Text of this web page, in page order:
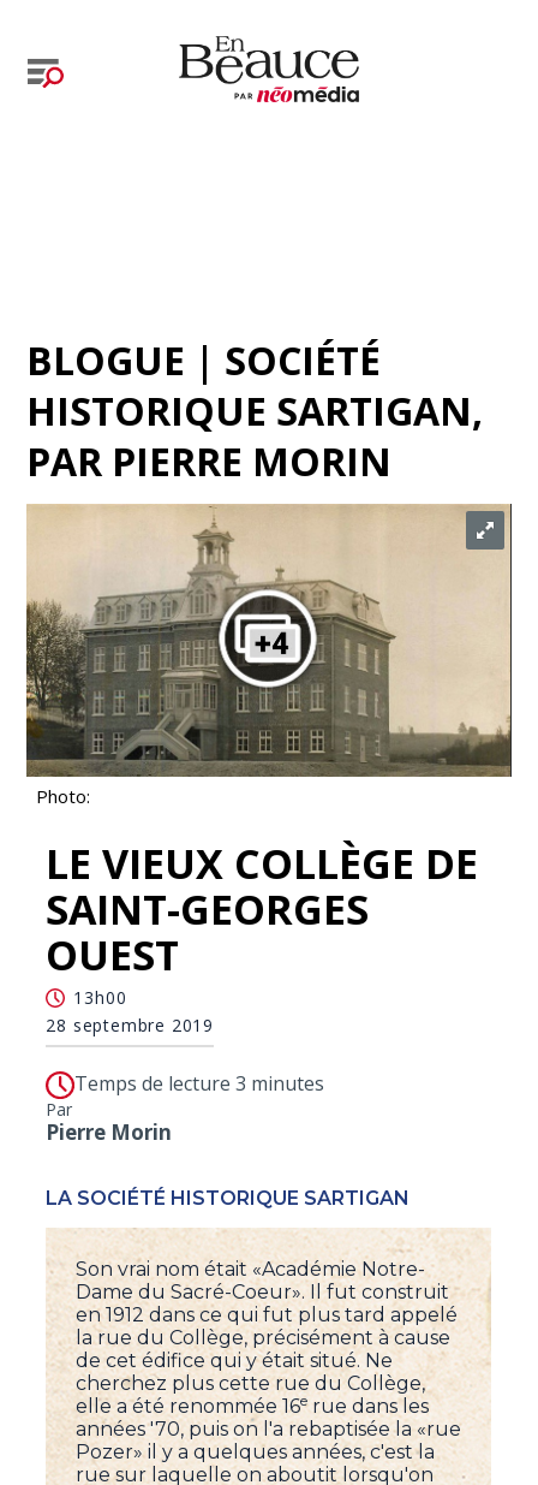
BLOGUE | SOCIÉTÉ
HISTORIQUE SARTIGAN,
PAR PIERRE MORIN
Photo:
LE VIEUX COLLÈGE DE
SAINT-GEORGES
OUEST
13h00
28 septembre 2019
Temps de lecture 3 minutes
Par
Pierre Morin
LA SOCIÉTÉ HISTORIQUE SARTIGAN
Son vrai nom était «Académie Notre-
Dame du Sacré-Coeur». Il fut construit
en 1912 dans ce qui fut plus tard appelé
la rue du Collège, précisément à cause
de cet édifice qui y était situé. Ne
cherchez plus cette rue du Collège,
elle a été renommée 16erue dans les
années '70, puis on l'a rebaptisée la «rue
Pozer» il y a quelques années, c'est la
rue sur laquelle on aboutit lorsqu'on